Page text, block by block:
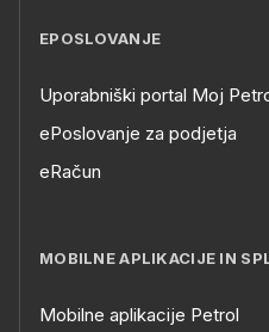
EPOSLOVANJE
Uporabniški portal Moj
ePoslovanje za podjetja
eRačun
MOBILNE APLIKACIJE IN
Mobilne aplikacije Petrol